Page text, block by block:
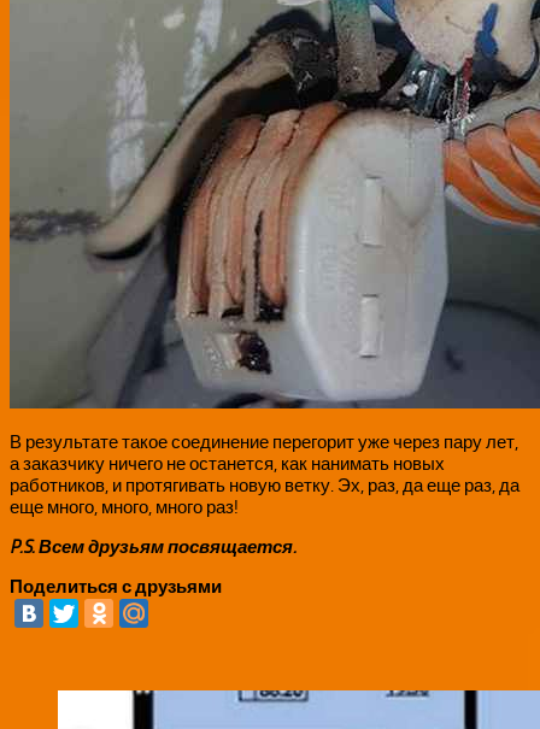
В результате такое соединение перегорит уже через пару лет,
а заказчику ничего не останется, как нанимать новых
работников, и протягивать новую ветку. Эх, раз, да еще раз, да
еще много, много, много раз!
P.S. Всем друзьям посвящается.
Поделиться с друзьями